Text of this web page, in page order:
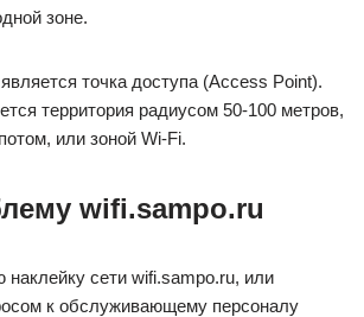
зоне.
точка доступа (Access Point).
территория радиусом 50-100 метров,
или зоной Wi-Fi.
wifi.sampo.ru
сети wifi.sampo.ru, или
к обслуживающему персоналу